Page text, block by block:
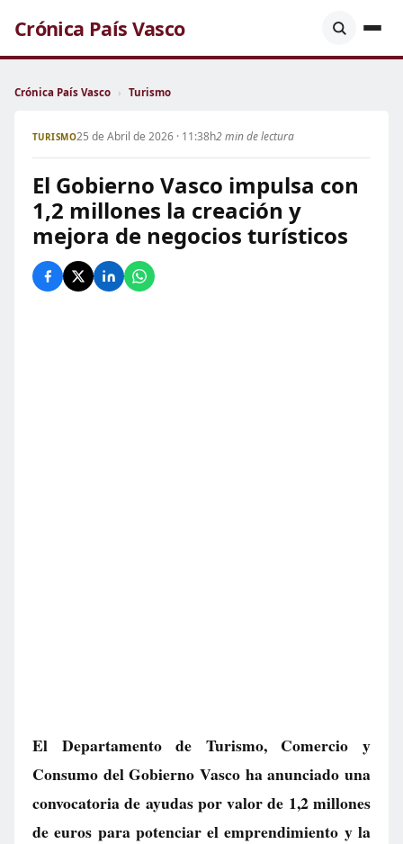
Crónica País Vasco
Crónica País Vasco › Turismo
TURISMO25 de Abril de 2026 · 11:38h2 min de lectura
El Gobierno Vasco impulsa con
1,2 millones la creación y
mejora de negocios turísticos
El Departamento de Turismo, Comercio y
Consumo del Gobierno Vasco ha anunciado una
convocatoria de ayudas por valor de 1,2 millones
de euros para potenciar el emprendimiento y la